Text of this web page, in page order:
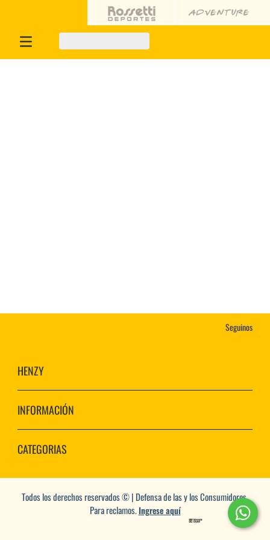
Seguinos
HENZY
INFORMACIÓN
CATEGORIAS
Todos los derechos reservados © | Defensa de las y los Consumidores.
Para reclamos.Ingrese aquí